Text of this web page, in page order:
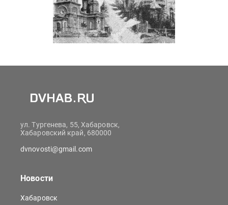
ул. Тургенева, 55, Хабаровск,
Хабаровский край, 680000
dvnovosti@gmail.com
Новости
Хабаровск